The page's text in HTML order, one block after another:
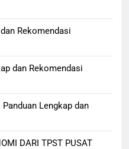
Rekomendasi
dan Rekomendasi
Lengkap dan
DARI TPST PUSAT